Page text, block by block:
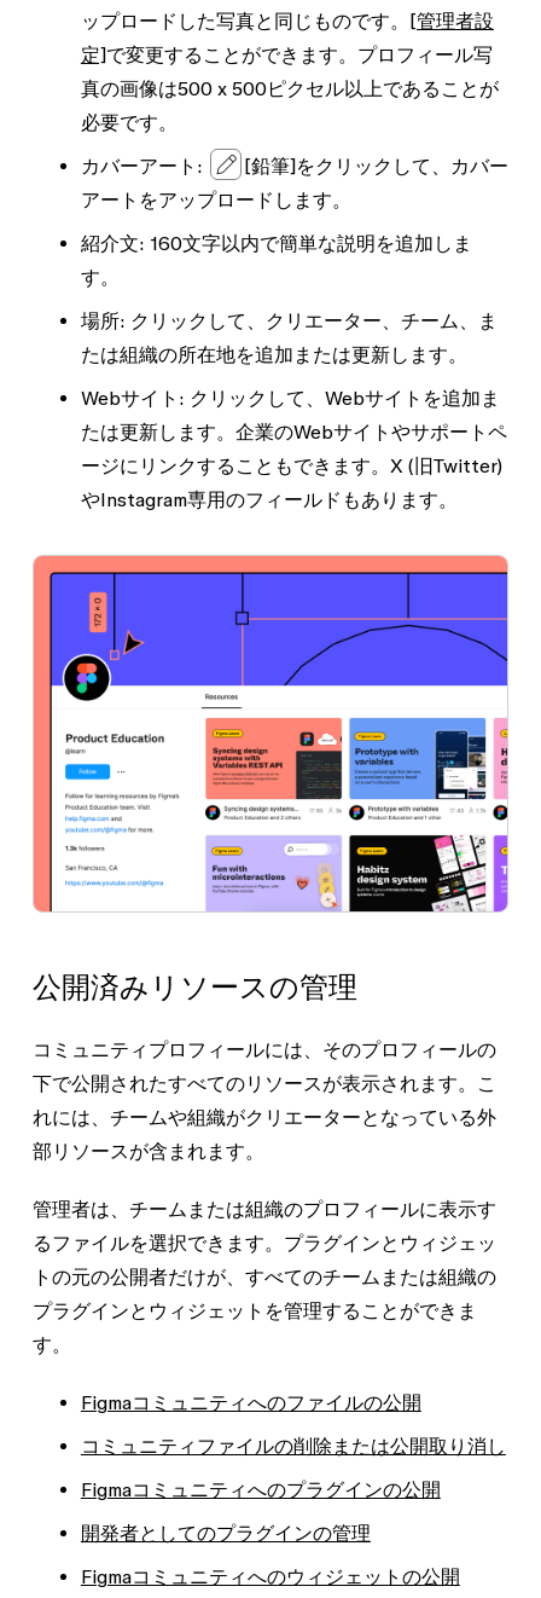
ップロードした写真と同じものです。 [管理者設
定]で変更することができます。プロフィール写
真の画像は500 x 500ピクセル以上であることが
必要です。
カバーアート:
[鉛筆]をクリックして、カバー
アートをアップロードします。
紹介文: 160文字以内で簡単な説明を追加しま
す。
場所: クリックして、クリエーター、チーム、ま
たは組織の所在地を追加または更新します。
Webサイト: クリックして、Webサイトを追加ま
たは更新します。企業のWebサイトやサポートペ
ージにリンクすることもできます。X (旧Twitter)
やInstagram専用のフィールドもあります。
公開済みリソースの管理
コミュニティプロフィールには、そのプロフィールの
下で公開されたすべてのリソースが表示されます。こ
れには、チームや組織がクリエーターとなっている外
部リソースが含まれます。
管理者は、チームまたは組織のプロフィールに表示す
るファイルを選択できます。プラグインとウィジェッ
トの元の公開者だけが、すべてのチームまたは組織の
プラグインとウィジェットを管理することができま
す。
Figmaコミュニティへのファイルの公開
コミュニティファイルの削除または公開取り消し
Figmaコミュニティへのプラグインの公開
開発者としてのプラグインの管理
Figmaコミュニティへのウィジェットの公開